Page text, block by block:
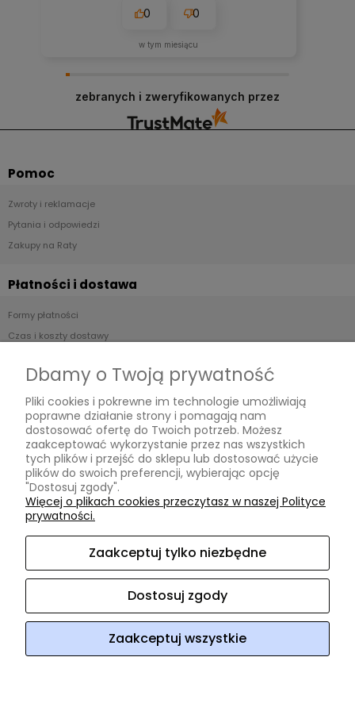
przesyłka dojdzie do mnie tak szybko.
0 0
w tym miesiącu
zebranych i zweryfikowanych przez
Pomoc
Zwroty i reklamacje
Pytania i odpowiedzi
Zakupy na Raty
Płatności i dostawa
Formy płatności
Czas i koszty dostawy
Informacje
Regulamin
Polityka prywatności
O nas
Kontakt i dane firmy
O firmie
ul. Niklowa 38 08-110 Siedlce
mazowieckie NIP: 8212472854 REGON: 140952918 tel:604 220
e-mail:arthomedesign@interia.pl
Dbamy o Twoją prywatność
Pliki cookies i pokrewne im technologie umożliwiają
poprawne działanie strony i pomagają nam
dostosować ofertę do Twoich potrzeb. Możesz
zaakceptować wykorzystanie przez nas wszystkich
tych plików i przejść do sklepu lub dostosować użycie
plików do swoich preferencji, wybierając opcję
"Dostosuj zgody".
Więcej o plikach cookies przeczytasz w naszej Polityce
prywatności.
Zaakceptuj tylko niezbędne
Dostosuj zgody
Zaakceptuj wszystkie